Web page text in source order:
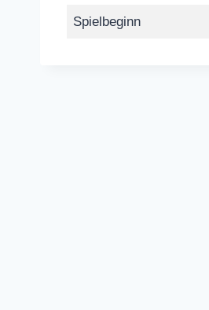
Spielbeginn